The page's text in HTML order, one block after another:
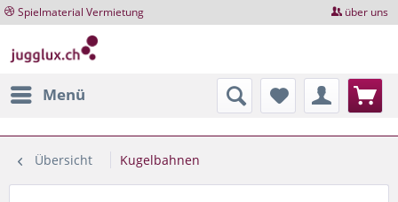
Spielmaterial Vermietung über uns
Menü
Übersicht Kugelbahnen